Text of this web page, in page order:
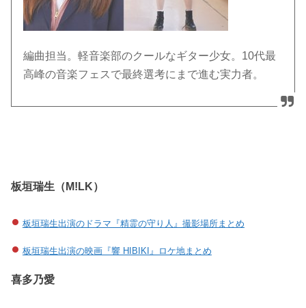
編曲担当。軽音楽部のクールなギター少女。10代最
高峰の音楽フェスで最終選考にまで進む実力者。
板垣瑞生（M!LK）
板垣瑞生出演のドラマ『精霊の守り人』撮影場所まとめ
板垣瑞生出演の映画『響 HIBIKI』ロケ地まとめ
喜多乃愛